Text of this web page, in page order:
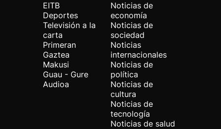
EITB
Deportes
Televisión a la
carta
Primeran
Gaztea
Makusi
Guau - Gure
Audioa
Noticias de
economía
Noticias de
sociedad
Noticias
internacionales
Noticias de
política
Noticias de
cultura
Noticias de
tecnología
Noticias de salud